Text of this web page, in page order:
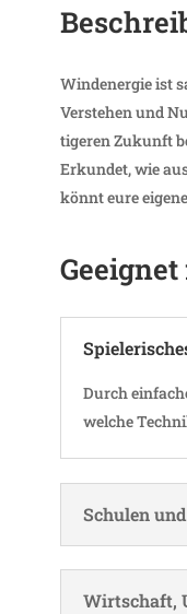
Wind­energie ist
Verstehen und
ti­geren Zukunft
Erkundet, wie
könnt eure
Durch
welche
Schulen
Wirt­schaft,